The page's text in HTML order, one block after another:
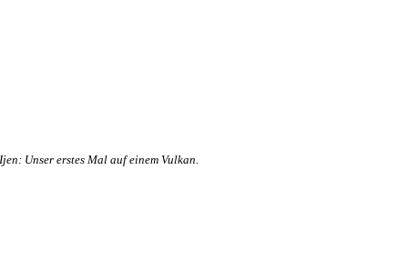
Ijen: Unser erstes Mal auf einem Vulkan.